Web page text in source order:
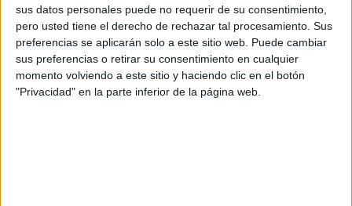
sus datos personales puede no requerir de su consentimiento,
pero usted tiene el derecho de rechazar tal procesamiento. Sus
preferencias se aplicarán solo a este sitio web. Puede cambiar
sus preferencias o retirar su consentimiento en cualquier
momento volviendo a este sitio y haciendo clic en el botón
"Privacidad" en la parte inferior de la página web.
Una de las novedades de la agencia es la marca
de producción TBWA \ Make; una productora
que nace con el objetivo de generar un mejor
valor para los clientes y crear contenidos más
reactivos en sintonía con los nuevos tiempos.